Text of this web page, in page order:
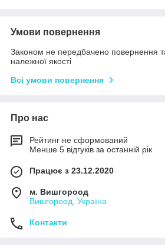
Умови повернення
Законом не передбачено повернення
належної якості
Всі умови повернення
Про нас
Рейтинг не сформований
Менше 5 відгуків за останній рік
Працює з 23.12.2020
м. Вишгороод
Вишгороод, Україна
Контакти